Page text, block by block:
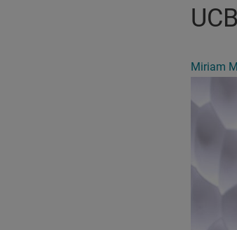
UCB
Miriam